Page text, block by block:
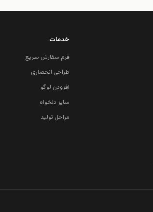
خدمات
فرم سفارش سریع
طراحی انحصاری
افزودن لوگو
سایز دلخواه
مراحل تولید